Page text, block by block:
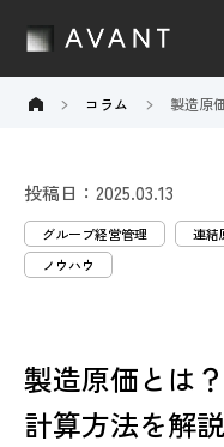
コラム 製造原
投稿日：2025.03.13
グループ経営管理 連結
ノウハウ
製造原価とは
計算方法を解説